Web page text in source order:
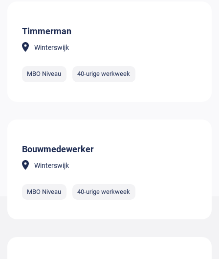
Timmerman
Winterswijk
MBO Niveau 40-urige werkweek
Bouwmedewerker
Winterswijk
MBO Niveau 40-urige werkweek